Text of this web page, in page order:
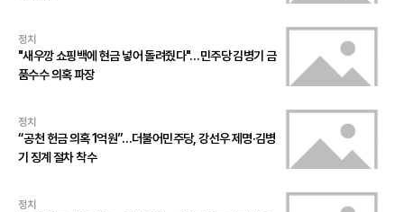
정치
"새우깡 쇼핑백에 현금 넣어 돌려줬다"…민주당 김병기 금
품수수 의혹 파장
정치
“공천 헌금 의혹 1억원”…더불어민주당, 강선우 제명·김병
기 징계 절차 착수
정치